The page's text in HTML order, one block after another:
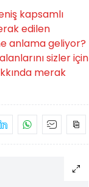
kapsamlı
edilen
anlama geliyor?
sizler için
merak